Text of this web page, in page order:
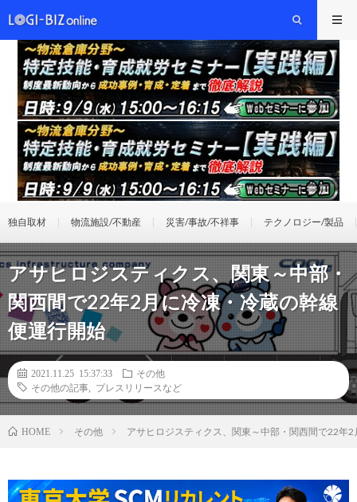
独自取材 物流施設/不動産 災害/事故/不祥事 テクノロジー/製品
アサヒロジスティクス、関東～中部・
関西間で22年2月に冷凍・冷蔵の幹線
便運行開始
2021.11.25 15:37:33
その他
その他の記事
プレスリリースなど
HOME その他 アサヒロジスティクス、関東～中部・関西間で22年